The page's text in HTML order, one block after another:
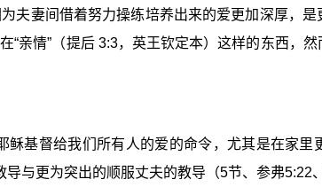
夫妻间借着努力操练培养出来的爱更加深厚，
亲情”（提后 3:3，英王钦定本）这样的东西，
基督给我们所有人的爱的命令，尤其是在家
与更为突出的顺服丈夫的教导（5节、参弗5:22